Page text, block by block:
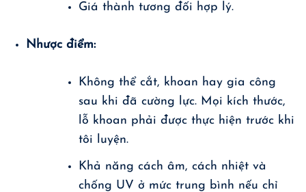
Giá thành tương đối hợp lý.
Nhược điểm:
Không thể cắt, khoan hay gia công
sau khi đã cường lực. Mọi kích thước,
lỗ khoan phải được thực hiện trước khi
tôi luyện.
Khả năng cách âm, cách nhiệt và
chống UV ở mức trung bình nếu chỉ